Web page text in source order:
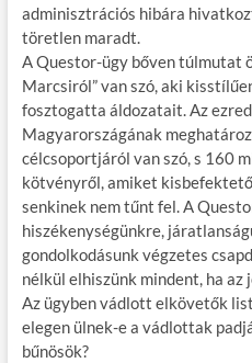
adminisztrációs hibára
töretlen maradt.
A Questor-ügy bőven túlmutat
Marcsiról” van szó, aki
fosztogatta áldozatait. Az
Magyarországának
célcsoportjáról van szó, s 160
kötvényről, amiket
senkinek nem tűnt fel. A
hiszékenységünkre,
gondolkodásunk végzetes
nélkül elhiszünk mindent, ha az
Az ügyben vádlott elkövetők
elegen ülnek-e a vádlottak
bűnösök?